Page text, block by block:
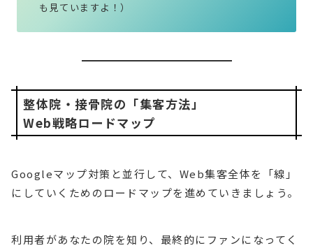
も見ていますよ！）
整体院・接骨院の「集客方法」
Web戦略ロードマップ
Googleマップ対策と並行して、Web集客全体を「線」
にしていくためのロードマップを進めていきましょう。
利用者があなたの院を知り、最終的にファンになってく